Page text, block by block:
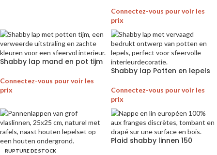
Connectez-vous pour voir les
prix
Shabby lap mand en pot tijm
Connectez-vous pour voir les
prix
Shabby lap Potten en lepels
Connectez-vous pour voir les
prix
RUPTURE DE STOCK
Plaid shabby linnen 150